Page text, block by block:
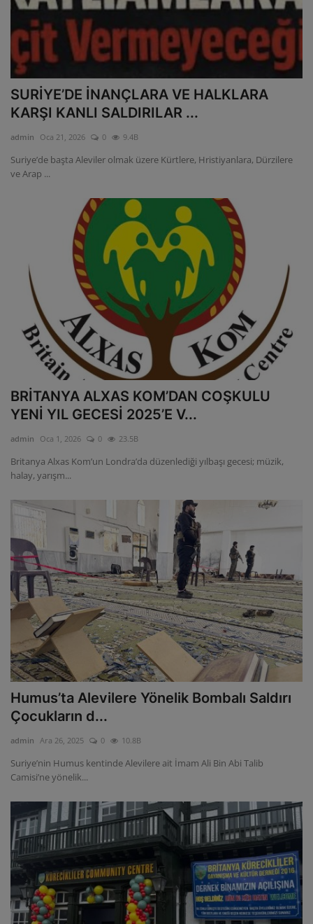
SURİYE’DE İNANÇLARA VE HALKLARA
KARŞI KANLI SALDIRILAR ...
admin Oca 21, 2026 0 9.4B
Suriye’de başta Aleviler olmak üzere Kürtlere, Hristiyanlara, Dürzilere
ve Arap ...
BRİTANYA ALXAS KOM’DAN COŞKULU
YENİ YIL GECESİ 2025’E V...
admin Oca 1, 2026 0 23.5B
Britanya Alxas Kom’un Londra’da düzenlediği yılbaşı gecesi; müzik,
halay, yarışm...
Humus’ta Alevilere Yönelik Bombalı Saldırı
Çocukların d...
admin Ara 26, 2025 0 10.8B
Suriye’nin Humus kentinde Alevilere ait İmam Ali Bin Abi Talib
Camisi’ne yönelik...